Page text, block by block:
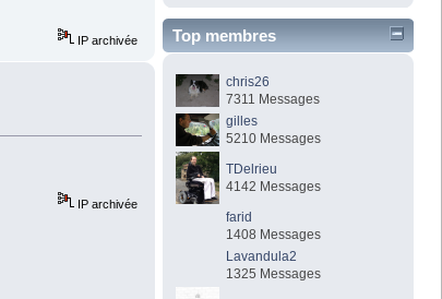
IP archivée
IP archivée
Top membres
chris26
7311 Messages
gilles
5210 Messages
TDelrieu
4142 Messages
farid
1408 Messages
Lavandula2
1325 Messages